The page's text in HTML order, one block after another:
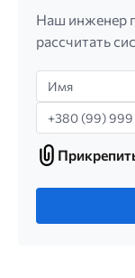
Наш инженер
рассчитать
Имя
Телефон
Прикрепить
фото
Только